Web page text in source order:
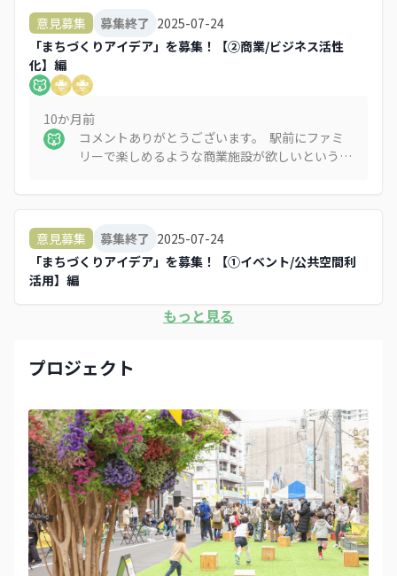
ていただきます。ご紹介いただいた情報も含め、
貴重なご意見をありがとうございました。
意見募集 募集終了 2025-07-24
「まちづくりアイデア」を募集！【②商業/ビジネス活性
化】編
10か月前
コメントありがとうございます。 駅前にファミ
リーで楽しめるような商業施設が欲しいというご
る空間づくり」を重視した取り組みを進めてお
り、いただいたようなニーズも大切にしながら、
この地域の魅力向上につながる方法を模索してま
意見募集 募集終了 2025-07-24
「まちづくりアイデア」を募集！【①イベント/公共空間利
活用】編
もっと見る
プロジェクト